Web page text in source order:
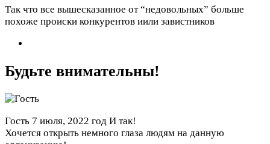
Так что все вышесказанное от “недовольных” больше
похоже происки конкурентов иили завистников
Будьте внимательны!
Гость 7 июля, 2022 год И так!
Хочется открыть немного глаза людям на данную